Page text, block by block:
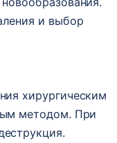
и выбор
хирургическим
методом. При